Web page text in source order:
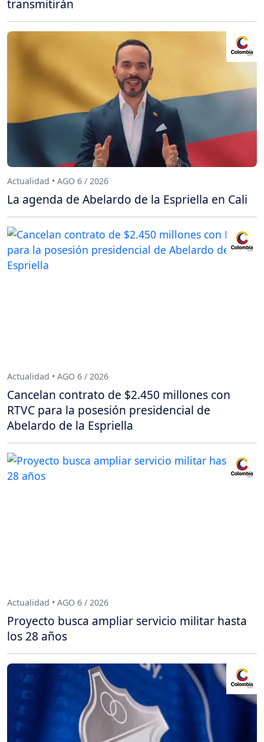
transmitirán
Actualidad • AGO 6 / 2026
La agenda de Abelardo de la Espriella en Cali
Actualidad • AGO 6 / 2026
Cancelan contrato de $2.450 millones con
RTVC para la posesión presidencial de
Abelardo de la Espriella
Actualidad • AGO 6 / 2026
Proyecto busca ampliar servicio militar hasta
los 28 años